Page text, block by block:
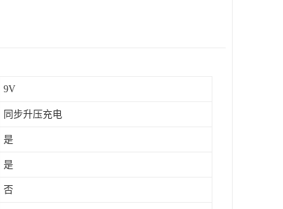
9V
同步升压充电
是
是
否